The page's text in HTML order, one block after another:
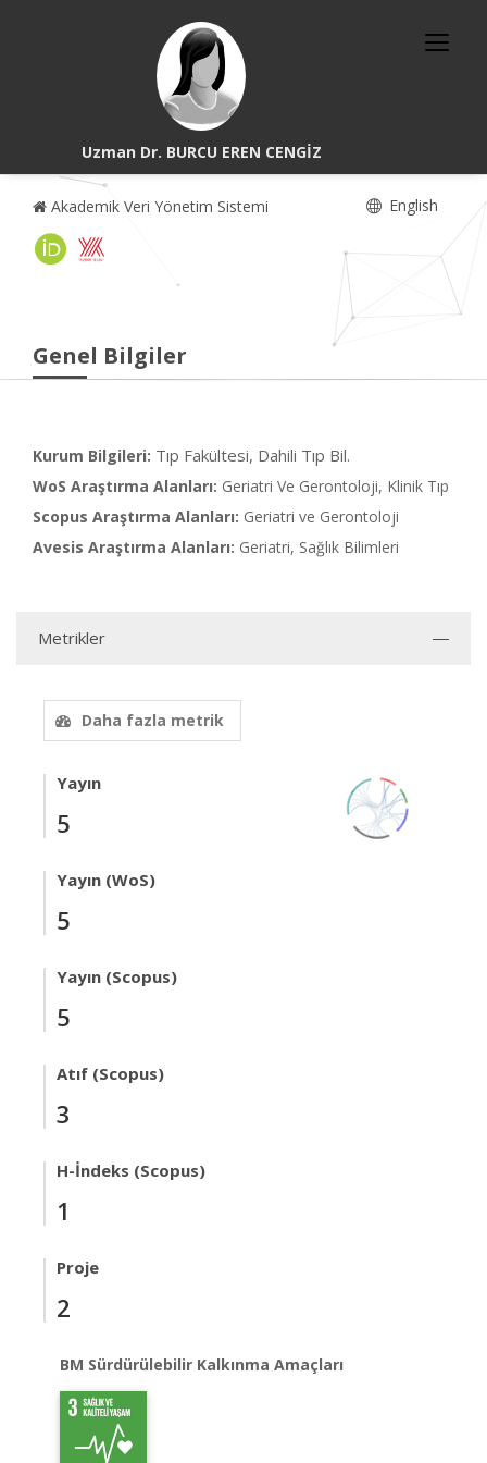
Uzman Dr. BURCU EREN CENGİZ
Akademik Veri Yönetim Sistemi English
Genel Bilgiler
Kurum Bilgileri: Tıp Fakültesi, Dahili Tıp Bil.
WoS Araştırma Alanları: Geriatri Ve Gerontoloji, Klinik Tıp
Scopus Araştırma Alanları: Geriatri ve Gerontoloji
Avesis Araştırma Alanları: Geriatri, Sağlık Bilimleri
Metrikler
Daha fazla metrik
Yayın
5
Yayın (WoS)
5
Yayın (Scopus)
5
Atıf (Scopus)
3
H-İndeks (Scopus)
1
Proje
2
BM Sürdürülebilir Kalkınma Amaçları